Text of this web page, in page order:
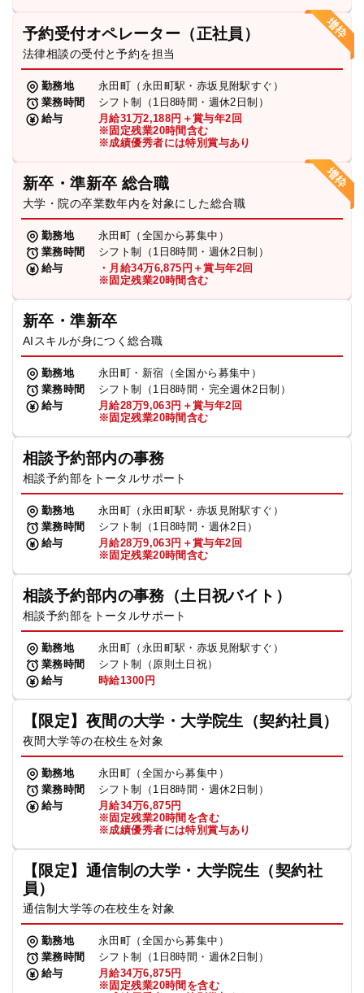
予約受付オペレーター（正社員）
法律相談の受付と予約を担当
勤務地
永田町（永田町駅・赤坂見附駅すぐ）
業務時間
シフト制（1日8時間・週休2日制）
給与
月給31万2,188円＋賞与年2回
※固定残業20時間含む
※成績優秀者には特別賞与あり
新卒・準新卒 総合職
大学・院の卒業数年内を対象にした総合職
勤務地
永田町（全国から募集中）
業務時間
シフト制（1日8時間・週休2日制）
給与
・月給34万6,875円＋賞与年2回
※固定残業20時間含む
新卒・準新卒
AIスキルが身につく総合職
勤務地
永田町・新宿（全国から募集中）
業務時間
シフト制（1日8時間・完全週休2日制）
給与
月給28万9,063円＋賞与年2回
※固定残業20時間含む
相談予約部内の事務
相談予約部をトータルサポート
勤務地
永田町（永田町駅・赤坂見附駅すぐ）
業務時間
シフト制（1日8時間・週休2日）
給与
月給28万9,063円＋賞与年2回
※固定残業20時間含む
相談予約部内の事務（土日祝バイト）
相談予約部をトータルサポート
勤務地
永田町（永田町駅・赤坂見附駅すぐ）
業務時間
シフト制（原則土日祝）
給与
時給1300円
【限定】夜間の大学・大学院生（契約社員）
夜間大学等の在校生を対象
勤務地
永田町（全国から募集中）
業務時間
シフト制（1日8時間・週休2日制）
給与
月給34万6,875円
※固定残業20時間を含む
※成績優秀者には特別賞与あり
【限定】通信制の大学・大学院生（契約社
員）
通信制大学等の在校生を対象
勤務地
永田町（全国から募集中）
業務時間
シフト制（1日8時間・週休2日制）
給与
月給34万6,875円
※固定残業20時間を含む